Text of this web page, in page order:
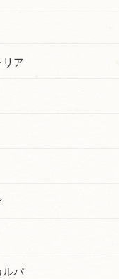
リア
ルパ